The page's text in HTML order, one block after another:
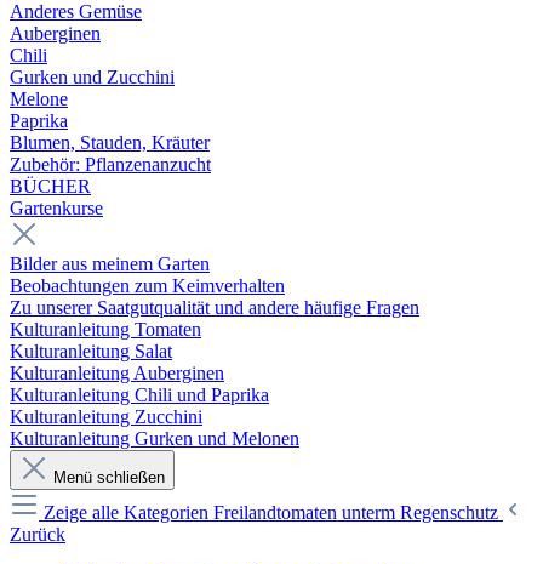
Anderes Gemüse
Auberginen
Chili
Gurken und Zucchini
Melone
Paprika
Blumen, Stauden, Kräuter
Zubehör: Pflanzenanzucht
BÜCHER
Gartenkurse
Bilder aus meinem Garten
Beobachtungen zum Keimverhalten
Zu unserer Saatgutqualität und andere häufige Fragen
Kulturanleitung Tomaten
Kulturanleitung Salat
Kulturanleitung Auberginen
Kulturanleitung Chili und Paprika
Kulturanleitung Zucchini
Kulturanleitung Gurken und Melonen
Menü schließen
Zeige alle Kategorien Freilandtomaten unterm Regenschutz
Zurück